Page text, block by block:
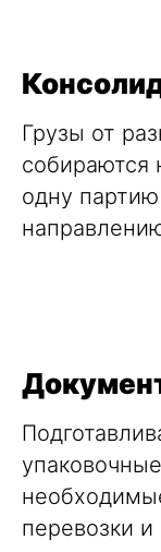
Грузы от
собираются
одну
перевозки